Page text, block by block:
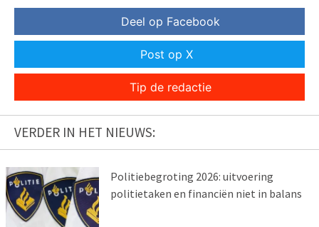
Deel op Facebook
Post op X
Tip de redactie
VERDER IN HET NIEUWS:
Politiebegroting 2026: uitvoering
politietaken en financiën niet in balans